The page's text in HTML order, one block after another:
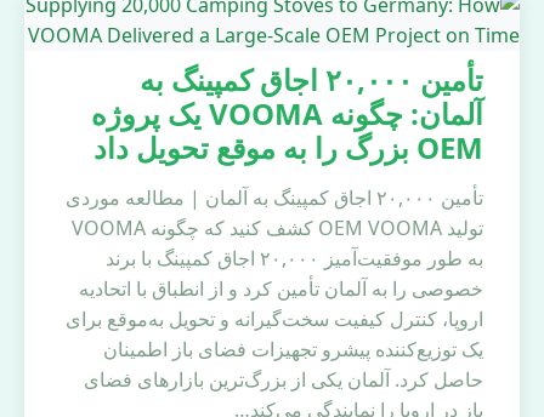
تأمین ۲۰,۰۰۰ اجاق کمپینگ به
آلمان: چگونه VOOMA یک پروژه
OEM بزرگ را به موقع تحویل داد
تأمین ۲۰,۰۰۰ اجاق کمپینگ به آلمان | مطالعه موردی
تولید OEM VOOMA کشف کنید که چگونه VOOMA
به طور موفقیت‌آمیز ۲۰,۰۰۰ اجاق کمپینگ با برند
خصوصی را به آلمان تأمین کرد و از انطباق با اتحادیه
اروپا، کنترل کیفیت سخت‌گیرانه و تحویل به‌موقع برای
یک توزیع‌کننده پیشرو تجهیزات فضای باز اطمینان
حاصل کرد. آلمان یکی از بزرگ‌ترین بازارهای فضای
باز در اروپا را نمایندگی می‌کند…